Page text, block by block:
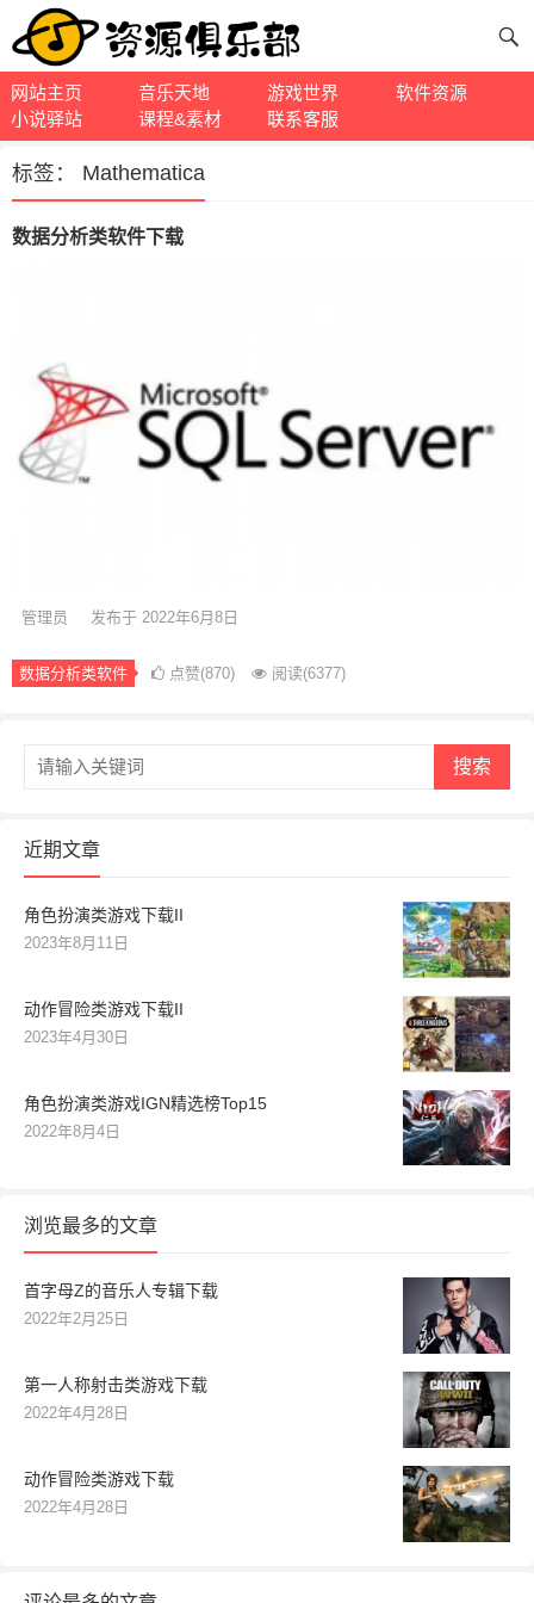
网站主页 音乐天地 游戏世界
软件资源
小说驿站
课程&素材 联系客服
标签： Mathematica
数据分析类软件下载
管理员 发布于 2022年6月8日
数据分析类软件 点赞(870) 阅读(6377)
搜索
近期文章
角色扮演类游戏下载II
2023年8月11日
动作冒险类游戏下载II
2023年4月30日
角色扮演类游戏IGN精选榜Top15
2022年8月4日
浏览最多的文章
首字母Z的音乐人专辑下载
2022年2月25日
第一人称射击类游戏下载
2022年4月28日
动作冒险类游戏下载
2022年4月28日